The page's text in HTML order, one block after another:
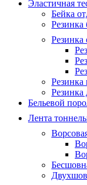
Эластичная
Бейка
Резинка
Резинка
Резинка
Резинка
Бельевой
Лента